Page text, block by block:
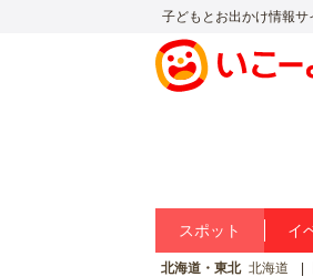
子どもとお出かけ情報サ
スポット イ
北海道・東北 北海道